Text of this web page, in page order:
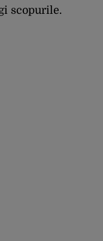
scopurile.